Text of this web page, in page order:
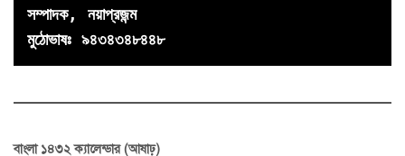
সম্পাদক, নয়াপ্রজন্ম
মুঠোভাষঃ ৯৪৩৪৩৪৮৪৪৮
বাংলা ১৪৩২ ক্যালেন্ডার (আষাঢ়)